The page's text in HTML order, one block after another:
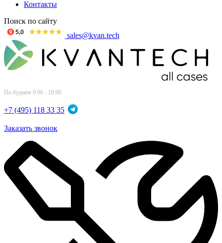
Контакты
Поиск по сайту
sales@kvan.tech
По будням 9:00 - 18:00
+7 (495) 118 33 35
Заказать звонок